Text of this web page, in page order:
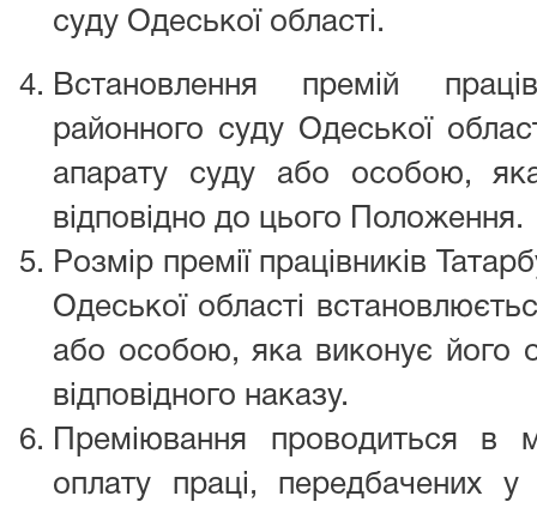
суду Одеської області.
Встановлення премій
районного суду Одеської
апарату суду або особою,
відповідно до цього Положення.
Розмір премії працівників
Одеської області
або особою, яка виконує його
відповідного наказу.
Преміювання проводиться в
оплату праці, передбачених у